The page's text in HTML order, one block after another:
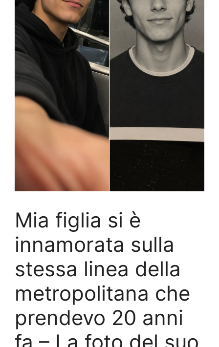
Mia figlia si è
innamorata sulla
stessa linea della
metropolitana che
prendevo 20 anni
fa – La foto del suo